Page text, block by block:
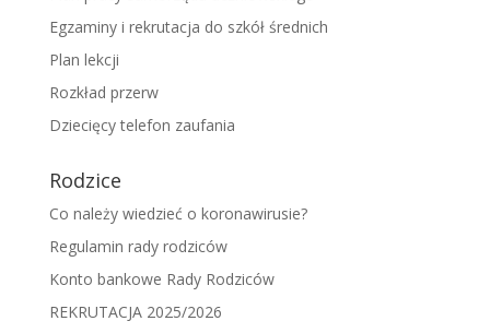
Egzaminy i rekrutacja do szkół średnich
Plan lekcji
Rozkład przerw
Dziecięcy telefon zaufania
Rodzice
Co należy wiedzieć o koronawirusie?
Regulamin rady rodziców
Konto bankowe Rady Rodziców
REKRUTACJA 2025/2026